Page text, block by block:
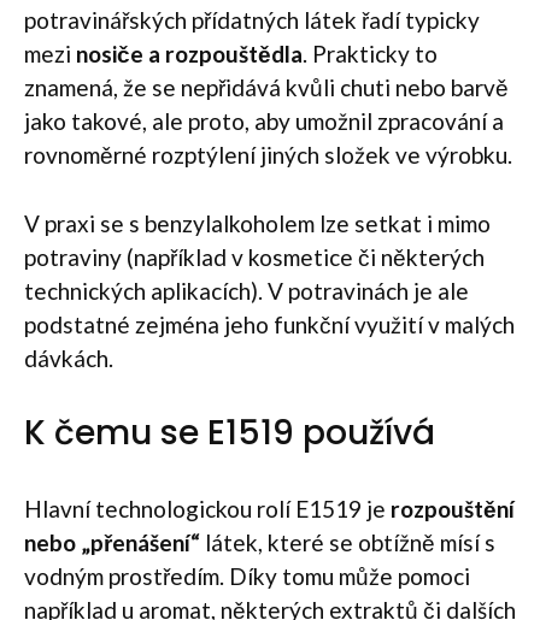
potravinářských přídatných látek řadí typicky
mezi nosiče a rozpouštědla. Prakticky to
znamená, že se nepřidává kvůli chuti nebo barvě
jako takové, ale proto, aby umožnil zpracování a
rovnoměrné rozptýlení jiných složek ve výrobku.
V praxi se s benzylalkoholem lze setkat i mimo
potraviny (například v kosmetice či některých
technických aplikacích). V potravinách je ale
podstatné zejména jeho funkční využití v malých
dávkách.
K čemu se E1519 používá
Hlavní technologickou rolí E1519 je rozpouštění
nebo „přenášení“ látek, které se obtížně mísí s
vodným prostředím. Díky tomu může pomoci
například u aromat, některých extraktů či dalších